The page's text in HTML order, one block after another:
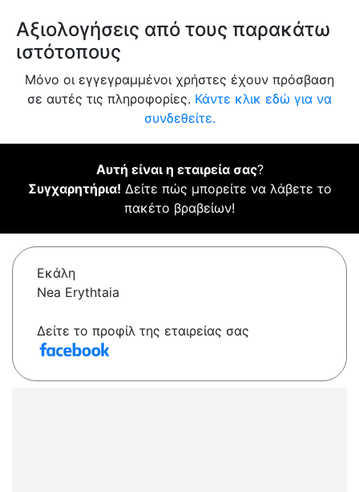
Αξιολογήσεις από τους παρακάτω
ιστότοπους
Μόνο οι εγγεγραμμένοι χρήστες έχουν πρόσβαση
σε αυτές τις πληροφορίες. Κάντε κλικ εδώ για να
συνδεθείτε.
Αυτή είναι η εταιρεία σας?
Συγχαρητήρια! Δείτε πώς μπορείτε να λάβετε το
πακέτο βραβείων!
Εκάλη
Nea Erythtaia
Δείτε το προφίλ της εταιρείας σας